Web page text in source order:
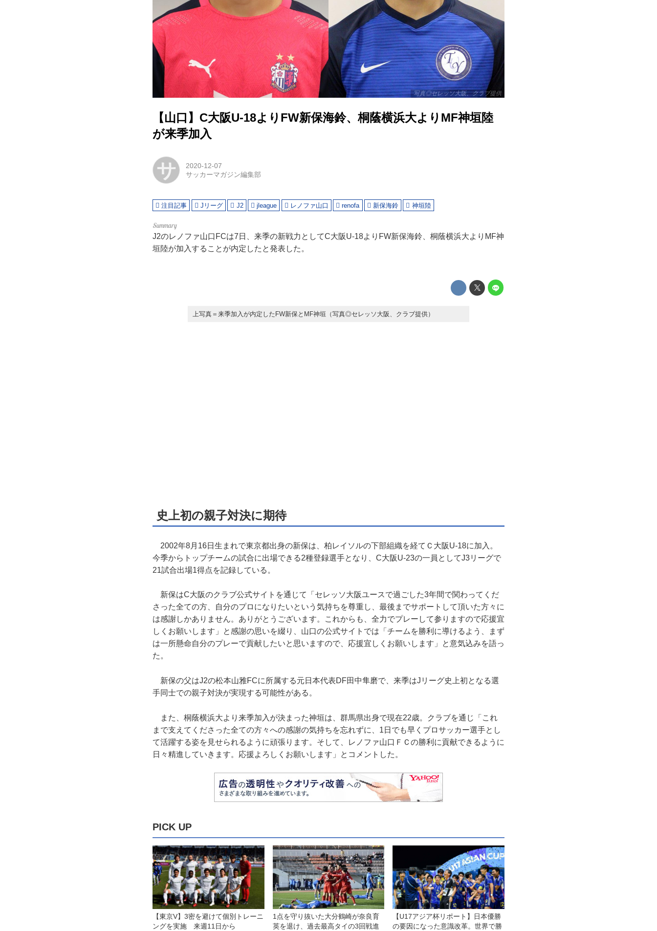
写真◎セレッソ大阪、クラブ提供
【山口】C大阪U-18よりFW新保海鈴、桐蔭横浜大よりMF神垣陸
が来季加入
サ
2020-12-07
サッカーマガジン編集部
注目記事 Jリーグ J2 jleague レノファ山口 renofa 新保海鈴 神垣陸
J2のレノファ山口FCは7日、来季の新戦力としてC大阪U-18よりFW新保海鈴、桐蔭横浜大よりMF神
垣陸が加入することが内定したと発表した。
上写真＝来季加入が内定したFW新保とMF神垣（写真◎セレッソ大阪、クラブ提供）
史上初の親子対決に期待
2002年8月16日生まれで東京都出身の新保は、柏レイソルの下部組織を経てＣ大阪U-18に加入。
今季からトップチームの試合に出場できる2種登録選手となり、C大阪U-23の一員としてJ3リーグで
21試合出場1得点を記録している。
新保はC大阪のクラブ公式サイトを通じて「セレッソ大阪ユースで過ごした3年間で関わってくだ
さった全ての方、自分のプロになりたいという気持ちを尊重し、最後までサポートして頂いた方々に
は感謝しかありません。ありがとうございます。これからも、全力でプレーして参りますので応援宜
しくお願いします」と感謝の思いを綴り、山口の公式サイトでは「チームを勝利に導けるよう、まず
は一所懸命自分のプレーで貢献したいと思いますので、応援宜しくお願いします」と意気込みを語っ
た。
新保の父はJ2の松本山雅FCに所属する元日本代表DF田中隼磨で、来季はJリーグ史上初となる選
手同士での親子対決が実現する可能性がある。
また、桐蔭横浜大より来季加入が決まった神垣は、群馬県出身で現在22歳。クラブを通じ「これ
まで支えてくださった全ての方々への感謝の気持ちを忘れずに、1日でも早くプロサッカー選手とし
て活躍する姿を見せられるように頑張ります。そして、レノファ山口ＦＣの勝利に貢献できるように
日々精進していきます。応援よろしくお願いします」とコメントした。
PICK UP
【東京V】3密を避けて個別トレーニ
ングを実施 来週11日から
1点を守り抜いた大分鶴崎が奈良育
英を退け、過去最高タイの3回戦進
【U17アジア杯リポート】日本優勝
の要因になった意識改革。世界で勝